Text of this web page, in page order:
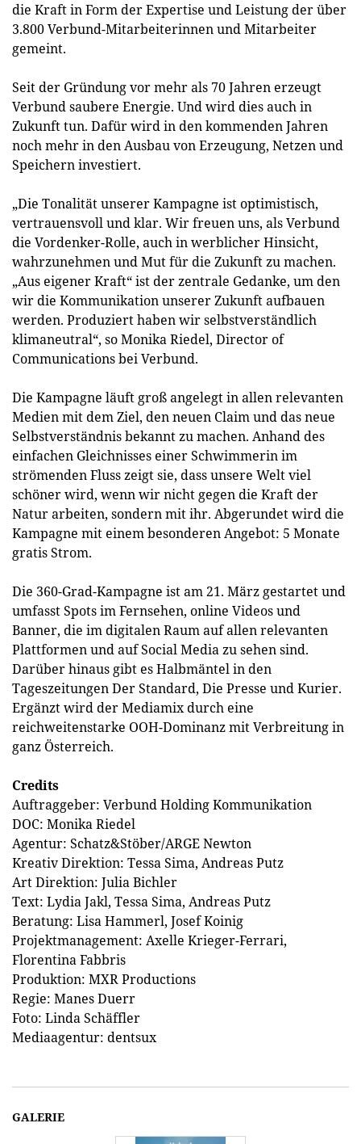
die Kraft in Form der Expertise und Leistung der über
3.800 Verbund-Mitarbeiterinnen und Mitarbeiter
gemeint.
Seit der Gründung vor mehr als 70 Jahren erzeugt
Verbund saubere Energie. Und wird dies auch in
Zukunft tun. Dafür wird in den kommenden Jahren
noch mehr in den Ausbau von Erzeugung, Netzen und
Speichern investiert.
„Die Tonalität unserer Kampagne ist optimistisch,
vertrauensvoll und klar. Wir freuen uns, als Verbund
die Vordenker-Rolle, auch in werblicher Hinsicht,
wahrzunehmen und Mut für die Zukunft zu machen.
„Aus eigener Kraft“ ist der zentrale Gedanke, um den
wir die Kommunikation unserer Zukunft aufbauen
werden. Produziert haben wir selbstverständlich
klimaneutral“, so Monika Riedel, Director of
Communications bei Verbund.
Die Kampagne läuft groß angelegt in allen relevanten
Medien mit dem Ziel, den neuen Claim und das neue
Selbstverständnis bekannt zu machen. Anhand des
einfachen Gleichnisses einer Schwimmerin im
strömenden Fluss zeigt sie, dass unsere Welt viel
schöner wird, wenn wir nicht gegen die Kraft der
Natur arbeiten, sondern mit ihr. Abgerundet wird die
Kampagne mit einem besonderen Angebot: 5 Monate
gratis Strom.
Die 360-Grad-Kampagne ist am 21. März gestartet und
umfasst Spots im Fernsehen, online Videos und
Banner, die im digitalen Raum auf allen relevanten
Plattformen und auf Social Media zu sehen sind.
Darüber hinaus gibt es Halbmäntel in den
Tageszeitungen Der Standard, Die Presse und Kurier.
Ergänzt wird der Mediamix durch eine
reichweitenstarke OOH-Dominanz mit Verbreitung in
ganz Österreich.
Credits
Auftraggeber: Verbund Holding Kommunikation
DOC: Monika Riedel
Agentur: Schatz&Stöber/ARGE Newton
Kreativ Direktion: Tessa Sima, Andreas Putz
Art Direktion: Julia Bichler
Text: Lydia Jakl, Tessa Sima, Andreas Putz
Beratung: Lisa Hammerl, Josef Koinig
Projektmanagement: Axelle Krieger-Ferrari,
Florentina Fabbris
Produktion: MXR Productions
Regie: Manes Duerr
Foto: Linda Schäffler
Mediaagentur: dentsux
GALERIE